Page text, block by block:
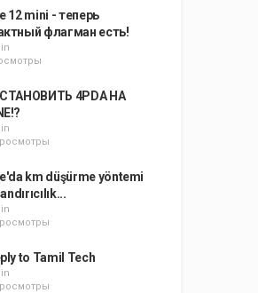
12 mini - теперь
флагман есть!
4PDA НА
km düşürme yöntemi
to Tamil Tech